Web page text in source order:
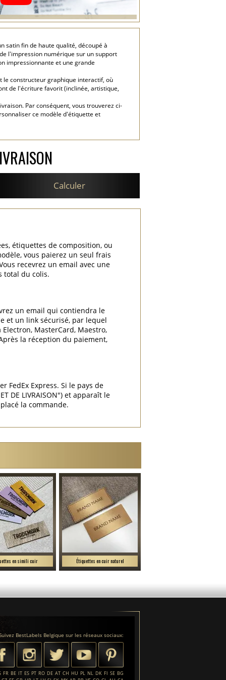
satin fin de haute qualité, découpé à
l'impression numérique sur un support
impressionnante et une grande
le constructeur graphique interactif, où
de l'écriture favorit (inclinée, artistique,
Par conséquent, vous trouverez ci-
ce modèle d'étiquette et
Calculer
étiquettes de composition, ou
vous paierez un seul frais
recevrez un email avec une
total du colis.
un email qui contiendra le
et un link sécurisé, par lequel
MasterCard, Maestro,
la réception du paiement,
FedEx Express. Si le pays de
DE LIVRAISON") et apparaît le
la commande.
en simili cuir Étiquettes en cuir naturel
BestLabels Belgique sur les réseaux sociaux:
FR BE IT ES PT RO DE AT CH HU PL NL DK FI SE BG